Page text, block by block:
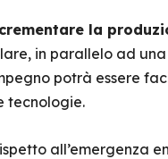
la
in parallelo ad una
potrà essere
tecnologie.
all’emergenza